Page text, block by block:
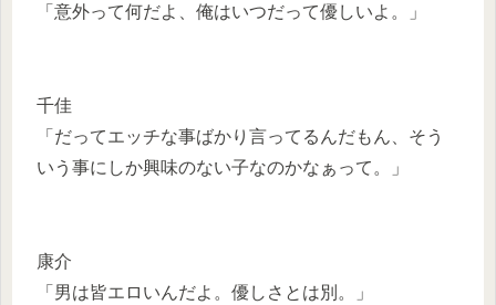
「意外って何だよ、俺はいつだって優しいよ。」
千佳
「だってエッチな事ばかり言ってるんだもん、そう
いう事にしか興味のない子なのかなぁって。」
康介
「男は皆エロいんだよ。優しさとは別。」